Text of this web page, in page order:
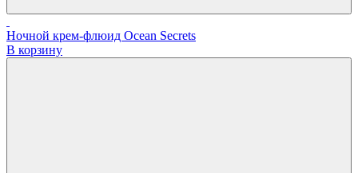
Ночной крем-флюид Ocean Secrets
В корзину